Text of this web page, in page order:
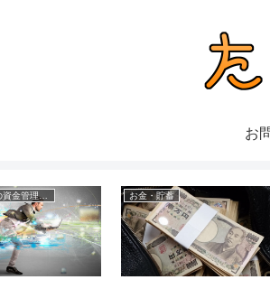
お
完全無裁量の資金管理FX お金・貯蓄